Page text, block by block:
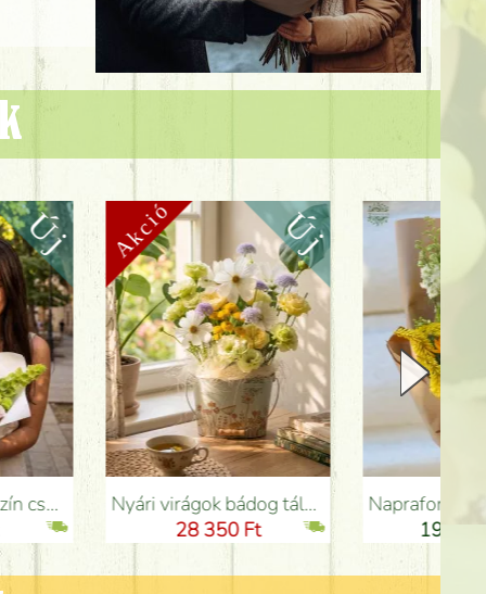
Nyári virágok bádog tálban liziantusszal - Virágküldés Budapesten
Napraforgós, mezei virágos nyári csokor - Virágküldés Budapesten
19 550 Ft